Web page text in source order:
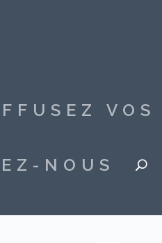
VOS
NOUS